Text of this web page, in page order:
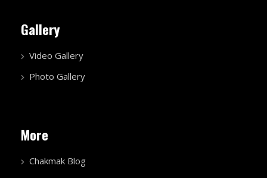
Gallery
Video Gallery
Photo Gallery
More
Chakmak Blog